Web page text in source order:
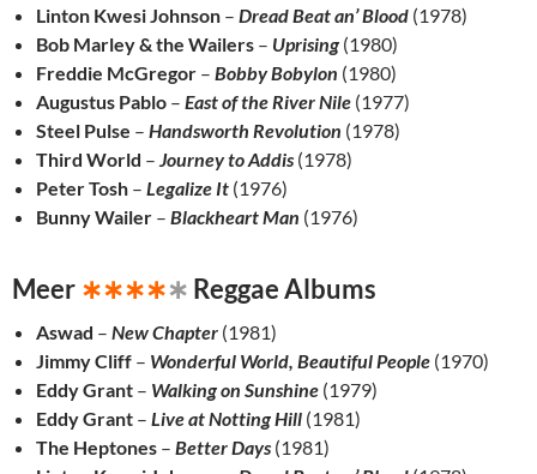
Linton Kwesi Johnson – Dread Beat an’ Blood (1978)
Bob Marley & the Wailers – Uprising (1980)
Freddie McGregor – Bobby Bobylon (1980)
Augustus Pablo – East of the River Nile (1977)
Steel Pulse – Handsworth Revolution (1978)
Third World – Journey to Addis (1978)
Peter Tosh – Legalize It (1976)
Bunny Wailer – Blackheart Man (1976)
Meer ∗∗∗∗∗ Reggae Albums
Aswad – New Chapter (1981)
Jimmy Cliff – Wonderful World, Beautiful People (1970)
Eddy Grant – Walking on Sunshine (1979)
Eddy Grant – Live at Notting Hill (1981)
The Heptones – Better Days (1981)